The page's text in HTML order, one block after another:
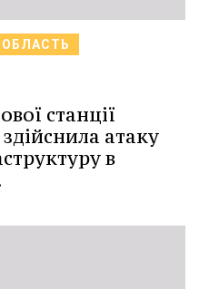
ОБЛАСТЬ
станції
атаку
в